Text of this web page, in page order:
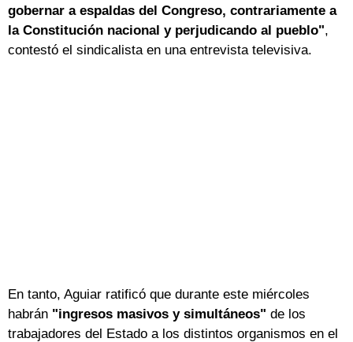
gobernar a espaldas del Congreso, contrariamente a
la Constitución nacional y perjudicando al pueblo",
contestó el sindicalista en una entrevista televisiva.
En tanto, Aguiar ratificó que durante este miércoles
habrán "ingresos masivos y simultáneos" de los
trabajadores del Estado a los distintos organismos en el